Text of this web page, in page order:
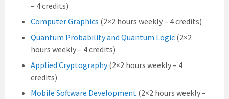
– 4 credits)
Computer Graphics (2×2 hours weekly – 4 credits)
Quantum Probability and Quantum Logic (2×2
hours weekly – 4 credits)
Applied Cryptography(2×2 hours weekly – 4
credits)
Mobile Software Development (2×2 hours weekly –